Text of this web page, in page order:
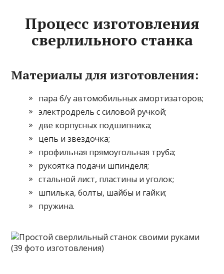
Процесс изготовления
сверлильного станка
Материалы для изготовления:
пара б/у автомобильных амортизаторов;
электродрель с силовой ручкой;
две корпусных подшипника;
цепь и звездочка;
профильная прямоугольная труба;
рукоятка подачи шпинделя;
стальной лист, пластины и уголок;
шпилька, болты, шайбы и гайки;
пружина.